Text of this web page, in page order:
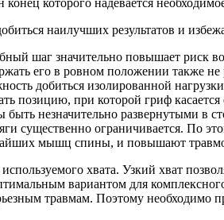
наилучших результатов и
шаг значительно повышает риск
его в ровном положении также не
добиться изолированной
позицию, при которой гриф касается
незначительно развернутыми в
существенно ограничивается. По
мышц спины, и повышают
хвата. Узкий хват
вариантом для
травмам. Поэтому